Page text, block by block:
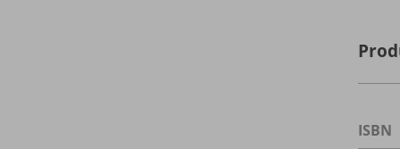
ISBN